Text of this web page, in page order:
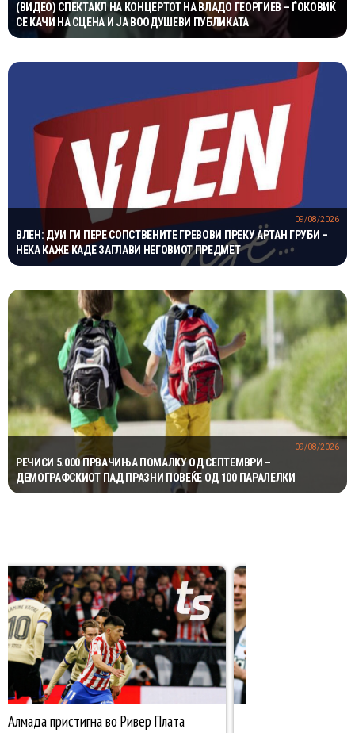
(ВИДЕО) СПЕКТАКЛ НА КОНЦЕРТОТ НА ВЛАДО ГЕОРГИЕВ – ЃОКОВИЌ
СЕ КАЧИ НА СЦЕНА И ЈА ВООДУШЕВИ ПУБЛИКАТА
ВЛЕН: ДУИ ГИ ПЕРЕ СОПСТВЕНИТЕ ГРЕВОВИ ПРЕКУ АРТАН ГРУБИ –
НЕКА КАЖЕ КАДЕ ЗАГЛАВИ НЕГОВИОТ ПРЕДМЕТ
09/08/2026
РЕЧИСИ 5.000 ПРВАЧИЊА ПОМАЛКУ ОД СЕПТЕМВРИ –
ДЕМОГРАФСКИОТ ПАД ПРАЗНИ ПОВЕЌЕ ОД 100 ПАРАЛЕЛКИ
09/08/2026